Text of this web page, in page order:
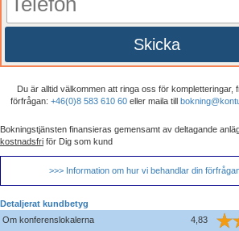
Skicka
Du är alltid välkommen att ringa oss för kompletteringar,
förfrågan: +46(0)8 583 610 60eller maila till
Bokningstjänsten finansieras gemensamt av deltagande
kostnadsfri för Dig som kund
>>> Information om hur vi behandlar din
Detaljerat kundbetyg
Om konferenslokalerna
4,83